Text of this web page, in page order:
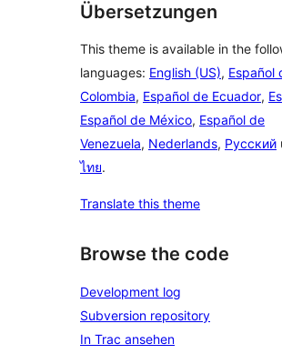
Übersetzungen
This theme is available in the
languages: English (US), Español
Colombia, Español de Ecuador,
Español de México, Español de
Venezuela, Nederlands, Русский
ไทย.
Translate this theme
Browse the code
Development log
Subversion repository
In Trac ansehen